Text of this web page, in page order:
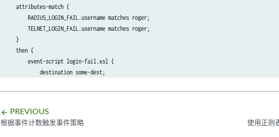
    attributes-match {
        RADIUS_LOGIN_FAIL.username matches roger;
        TELNET_LOGIN_FAIL.username matches roger;
    }
    then {
        event-script login-fail.xsl {
            destination some-dest;
    }
arrow_backward PREVIOUS
根据事件计数触发事件策略 使用正则